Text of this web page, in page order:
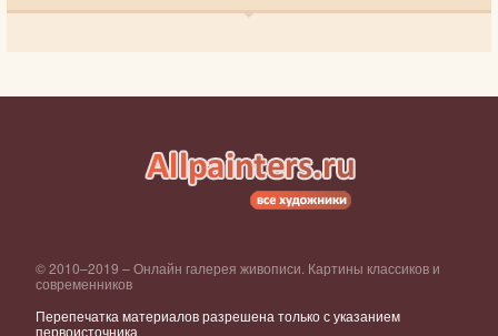
© 2010–2019 – Онлайн галерея живописи. Картины классиков и
современников
Перепечатка материалов разрешена только с указанием
первоисточника